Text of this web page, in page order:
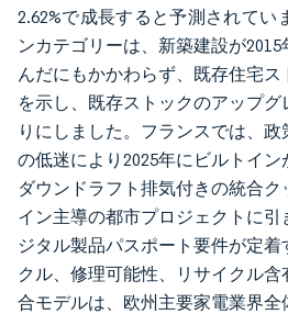
2.62%で成長すると予測されてい
ンカテゴリーは、新築建設が
んだにもかかわらず、既存住宅
を示し、既存ストックのアップ
りにしました。フランスでは、
の低迷により2025年にビルトイン
ダウンドラフト排気付きの統合
イン主導の都市プロジェクトに
ジタル製品パスポート要件が定
クル、修理可能性、リサイクル
合モデルは、欧州主要家電業界全